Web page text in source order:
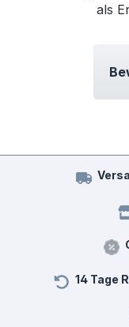
als
14 Tage